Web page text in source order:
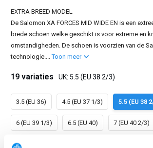
EXTRA BREED MODEL
De Salomon XA FORCES MID WIDE EN is een
brede schoen welke geschikt is voor extreme en
omstandigheden. De schoen is voorzien van de
technologie....Toon meer
19 variaties UK: 5.5 (EU 38 2/3)
3.5 (EU 36) 4.5 (EU 37 1/3) 5.5 (EU 38
6 (EU 39 1/3) 6.5 (EU 40) 7 (EU 40 2/3)
7.5 (EU 41 1/3)